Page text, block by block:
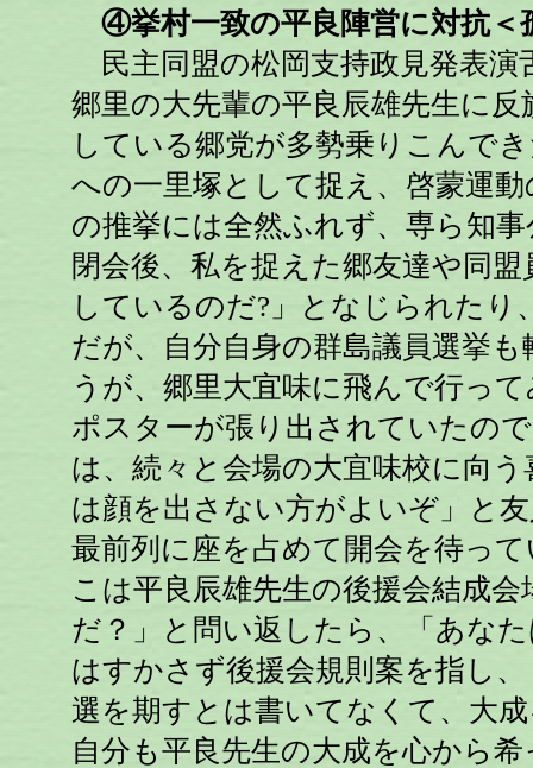
④挙村一致の平良陣営に対抗＜
民主同盟の松岡支持政見発表演
郷里の大先輩の平良辰雄先生に
している郷党が多勢乗りこんで
への一里塚として捉え、啓蒙運
の推挙には全然ふれず、専ら知
閉会後、私を捉えた郷友達や同
しているのだ?」となじられた
だが、自分自身の群島議員選挙
うが、郷里大宜味に飛んで行っ
ポスターが張り出されていたの
は、続々と会場の大宜味校に向
は顔を出さない方がよいぞ」と
最前列に座を占めて開会を待っ
こは平良辰雄先生の後援会結成
だ？」と問い返したら、「あな
はすかさず後援会規則案を指し
選を期すとは書いてなくて、大
自分も平良先生の大成を心から